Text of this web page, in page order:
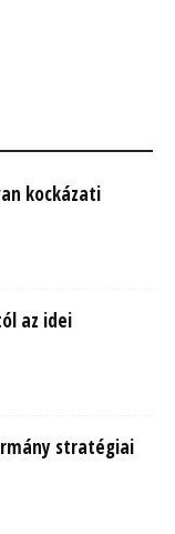
kockázati
az idei
stratégiai